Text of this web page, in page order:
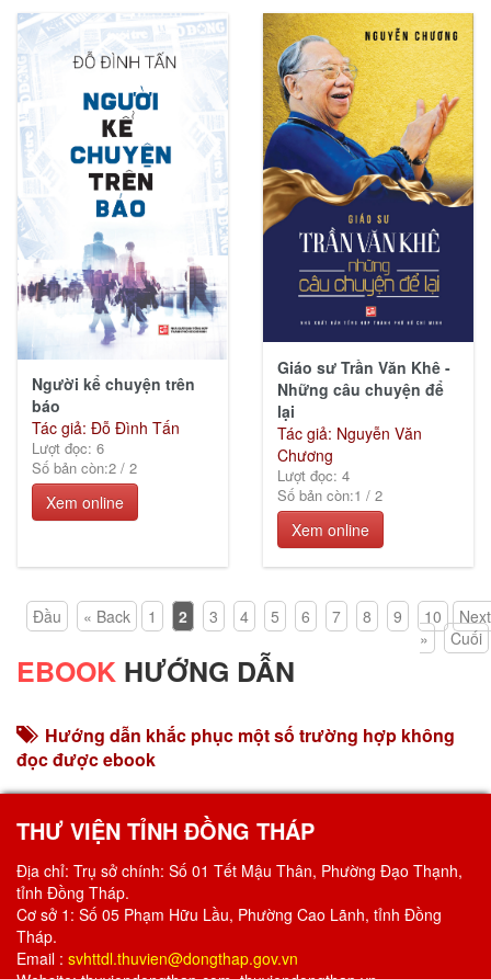
Người kể chuyện trên
báo
Tác giả: Đỗ Đình Tấn
Lượt đọc: 6
Số bản còn:2/2
Xem online
Giáo sư Trần Văn Khê -
Những câu chuyện để
lại
Tác giả: Nguyễn Văn
Chương
Lượt đọc: 4
Số bản còn:1 /2
Xem online
Đầu « Back 1 2 3 4 5 6 7 8 9 10
Next
»
Cuối
EBOOK HƯỚNG DẪN
Hướng dẫn khắc phục một số trường hợp không
đọc được ebook
THƯ VIỆN TỈNH ĐỒNG THÁP
Địa chỉ: Trụ sở chính: Số 01 Tết Mậu Thân, Phường Đạo Thạnh,
tỉnh Đồng Tháp.
Cơ sở 1: Số 05 Phạm Hữu Lầu, Phường Cao Lãnh, tỉnh Đồng
Tháp.
Email : svhttdl.thuvien@dongthap.gov.vn